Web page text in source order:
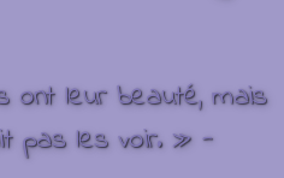
leur beauté, mais
pas les voir. » -